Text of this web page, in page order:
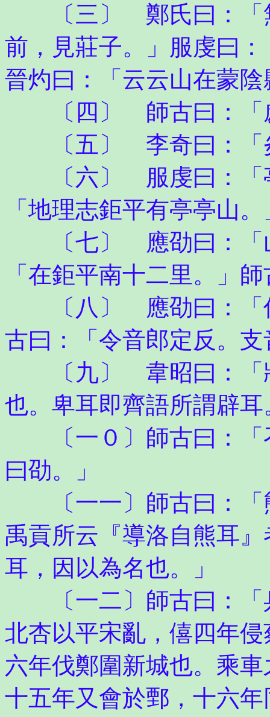
〔三〕 鄭氏曰：「無
前，見莊子。」服虔曰
晉灼曰：「云云山在蒙
〔四〕 師古曰：「
〔五〕 李奇曰：「
〔六〕 服虔曰：「亭
「地理志鉅平有亭亭山
〔七〕 應劭曰：「山
「在鉅平南十二里。」
〔八〕 應劭曰：「伯
古曰：「令音郎定反。
〔九〕 韋昭曰：「將
也。卑耳即齊語所謂辟耳
〔一０〕師古曰：「
曰劭。」
〔一一〕師古曰：「
禹貢所云『導洛自熊耳
耳，因以為名也。」
〔一二〕師古曰：「
北杏以平宋亂，僖四年
六年伐鄭圍新城也。乘
十五年又會於鄄，十六